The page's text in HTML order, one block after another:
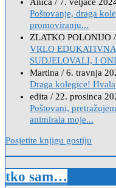
Poštovanje, draga
promoviranju...
ZLATKO POLONIJO /
VRLO
SUDJELOVALI, I
Martina / 6. travnja
Draga kolegice!
edita / 22. prosinca
Poštovani,
animirala moje...
Posjetite knjigu gostiju
tko sam…